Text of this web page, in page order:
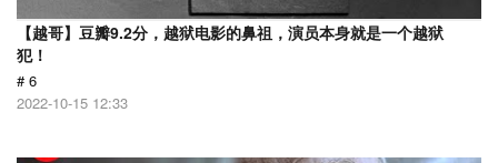
【越哥】豆瓣9.2分，越狱电影的鼻祖，演员本身就是一个越狱
犯！
# 6
2022-10-15 12:33